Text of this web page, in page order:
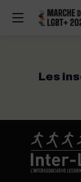
Les